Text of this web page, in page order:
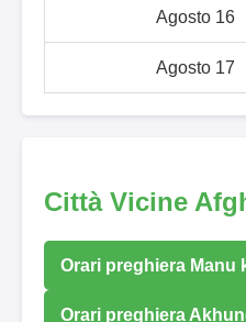
Agosto 16
Agosto 17
Città Vicine
Orari preghiera Manu
Orari preghiera